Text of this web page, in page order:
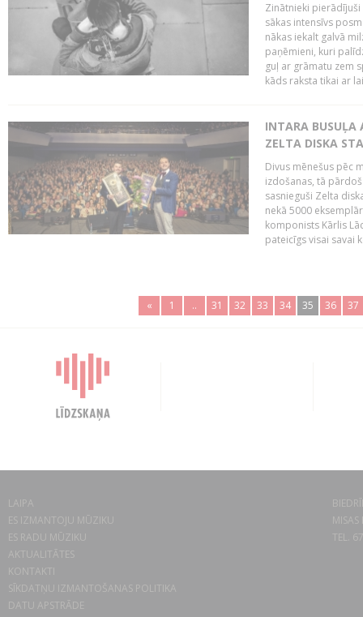
Zinātnieki pierādījuši
sākas intensīvs
nākas iekalt galvā
paņēmieni, kuri
guļ ar grāmatu zem
kāds raksta tikai ar
INTARA BUSUĻA
ZELTA DISKA
Divus mēnešus pēc
izdošanas, tā
sasnieguši Zelta
nekā 5000
komponists Kārlis
pateicīgs visai savai
« 1 .. 31 32 33 34 35 36 37
LAIPA
ES IZMANTOJU MŪZIKU
ES RADU MŪZIKU
AKTUALITĀTES
KONTAKTI
SĪKDATŅU IZMANTOŠANAS POLITIKA
DATU APSTRĀDE
TEL.